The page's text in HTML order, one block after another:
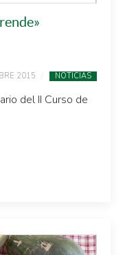
2015 NOTICIAS
del II Curso de